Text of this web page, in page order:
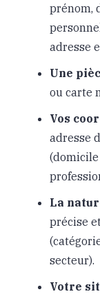
prénom,
adresse
Une
ou carte
Vos
adresse
La
précise
secteur).
Votre